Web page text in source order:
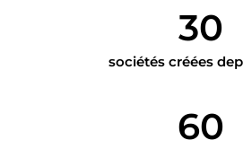
30
sociétés créées
60